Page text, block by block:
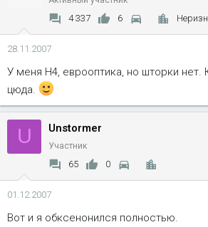
4 337 6
28.11.2007
У меня Н4, еврооптика, но шторки нет.
цюда.
U Unstormer
Участник
65 0
01.12.2007
Вот и я обксенонился полностью.